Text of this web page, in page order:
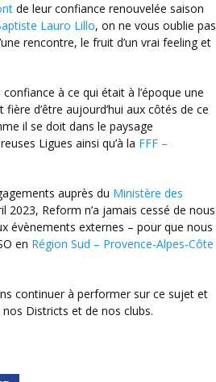
de leur confiance renouvelée saison
Lauro Lillo, on ne vous oublie pas
rencontre, le fruit d’un vrai feeling et
fière d’être aujourd’hui aux côtés de ce
il se doit dans le paysage
Ligues ainsi qu’à la FFF –
auprès du Ministère des
2023, Reform n’a jamais cessé de nous
évènements externes – pour que nous
en Région Sud – Provence-Alpes-Côte
Districts et de nos clubs.